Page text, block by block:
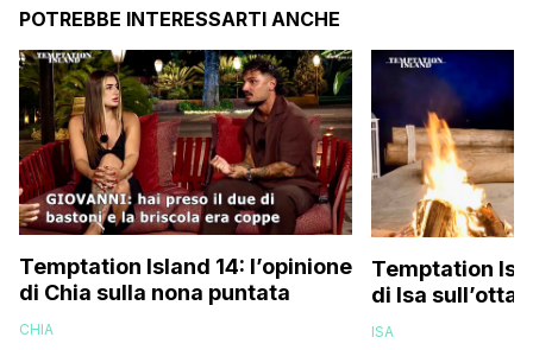
POTREBBE INTERESSARTI ANCHE
Temptation Island 14: l’opinione
di Chia sulla nona puntata
CHIA
Temptation
di Isa
ISA